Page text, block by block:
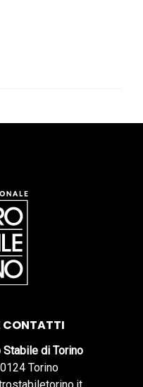
CONTATTI
di Torino
Torino